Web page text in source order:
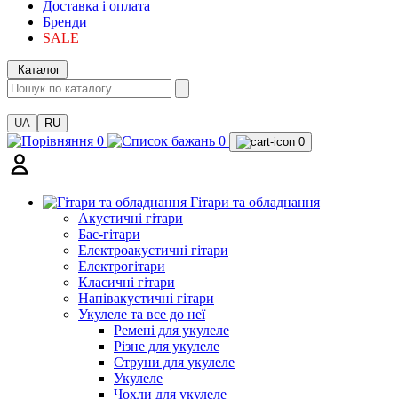
Доставка і оплата
Бренди
SALE
Каталог
UA RU
0 0 0
Гітари та обладнання
Акустичні гітари
Бас-гітари
Електроакустичні гітари
Електрогітари
Класичні гітари
Напівакустичні гітари
Укулеле та все до неї
Ремені для укулеле
Різне для укулеле
Струни для укулеле
Укулеле
Чохли для укулеле